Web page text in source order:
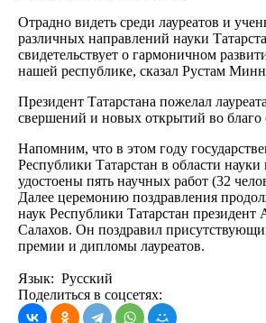
Отрадно видеть среди лауреатов и
различных направлений науки
свидетельствует о гармоничном
нашей республике, сказал Рустам
Президент Татарстана пожелал
свершений и новых открытий во благо
Напомним, что в этом году
Республики Татарстан в области
удостоены пять научных работ (32
Далее церемонию поздравления
наук Республики Татарстан
Салахов. Он поздравил
премии и дипломы лауреатов.
Язык: Русский
Поделиться в соцсетях: